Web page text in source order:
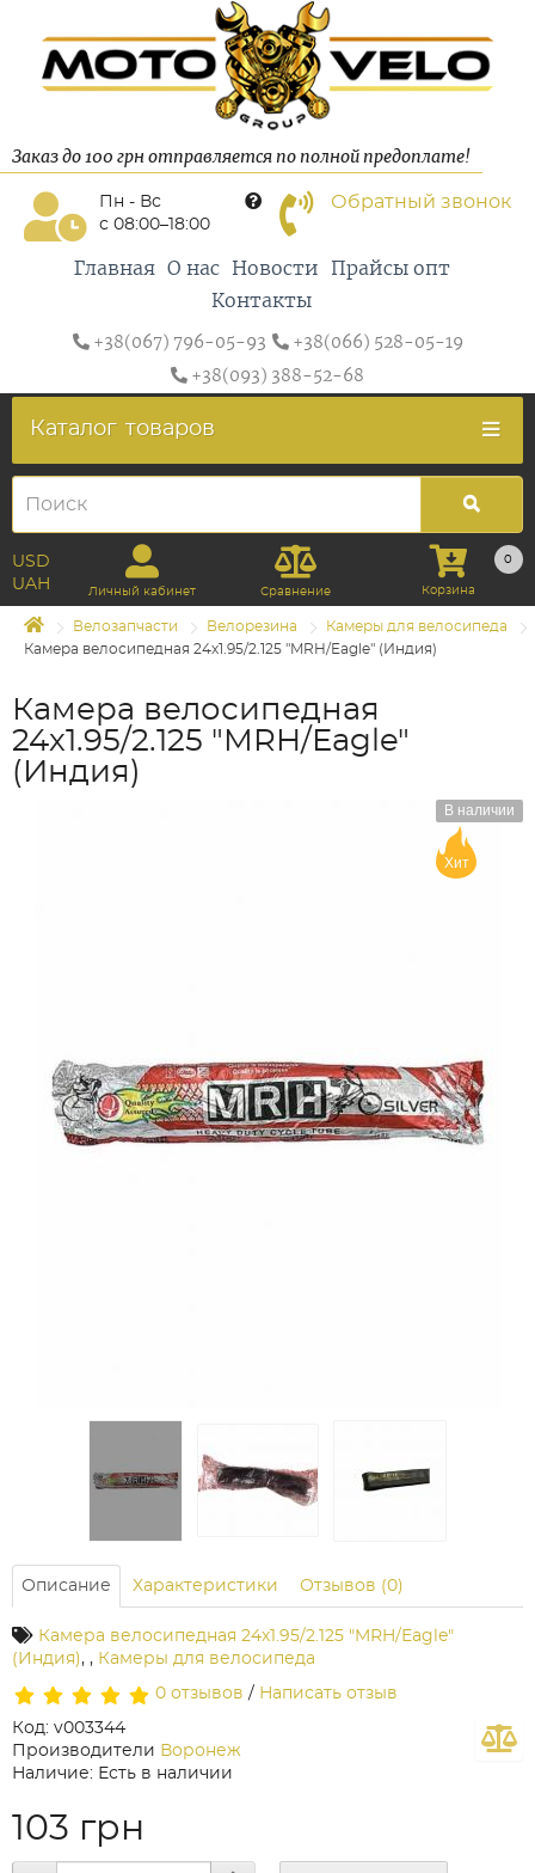
Заказ до 100 грн отправляется по полной предоплате!
Пн - Вс
с 08:00–18:00
Обратный звонок
Главная О нас Новости
Прайсы опт
Контакты
+38(067) 796-05-93
+38(066) 528-05-19
+38(093) 388-52-68
Каталог товаров
USD
UAH
Личный кабинет Сравнение
0
Корзина
Велозапчасти Велорезина
Камеры для велосипеда
Камера велосипедная 24х1.95/2.125 "MRH/Eagle" (Индия)
Камера велосипедная
24х1.95/2.125 "MRH/Eagle"
(Индия)
В наличии
Хит
Описание Характеристики Отзывов (0)
Камера велосипедная 24х1.95/2.125 "MRH/Eagle"
(Индия), , Камеры для велосипеда
0 отзывов / Написать отзыв
Код: v003344
Производители Воронеж
Наличие: Есть в наличии
103 грн